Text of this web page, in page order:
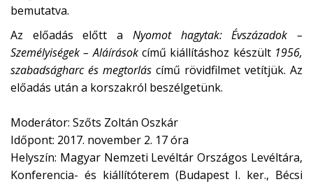
bemutatva.
Az előadás előtt a Nyomot hagytak: Évszázadok –
Személyiségek – Aláírások című kiállításhoz készült 1956,
szabadságharc és megtorlás című rövidfilmet vetítjük. Az
előadás után a korszakról beszélgetünk.
Moderátor: Szőts Zoltán Oszkár
Időpont: 2017. november 2. 17 óra
Helyszín: Magyar Nemzeti Levéltár Országos Levéltára,
Konferencia- és kiállítóterem (Budapest I. ker., Bécsi